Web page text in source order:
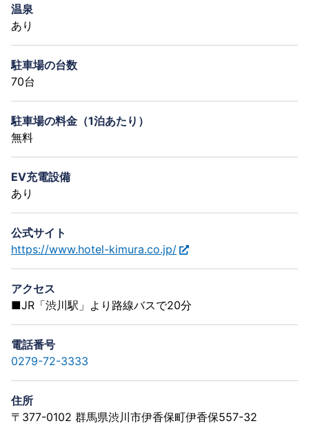
温泉
あり
駐車場の台数
70台
駐車場の料金（1泊あたり）
無料
EV充電設備
あり
公式サイト
https://www.hotel-kimura.co.jp/
アクセス
■JR「渋川駅」より路線バスで20分
電話番号
0279-72-3333
住所
〒377-0102 群馬県渋川市伊香保町伊香保557-32